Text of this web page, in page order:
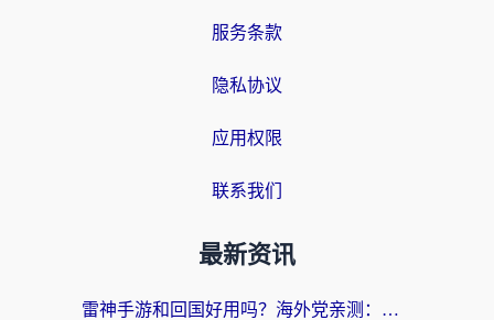
服务条款
隐私协议
应用权限
联系我们
最新资讯
雷神手游和回国好用吗？海外党亲测：选对加速器才能无缝刷剧打游戏